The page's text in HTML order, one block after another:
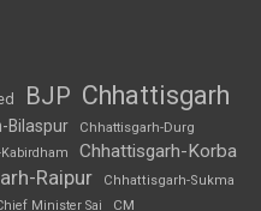
BJP Chhattisgarh
Bilaspur Chhattisgarh-Durg
Chhattisgarh-Korba
Raipur
Chhattisgarh-Sukma
Minister Sai CM